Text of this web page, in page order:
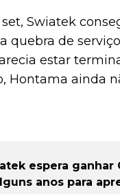
Swiatek
quebra de
estar
Hontama ainda
espera ganhar
anos para